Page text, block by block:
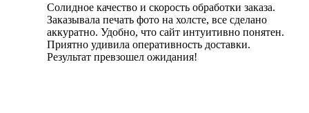
Солидное качество и скорость обработки заказа.
Заказывала печать фото на холсте, все сделано
аккуратно. Удобно, что сайт интуитивно понятен.
Приятно удивила оперативность доставки.
Результат превзошел ожидания!